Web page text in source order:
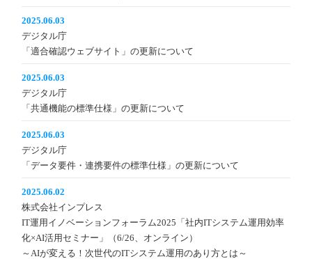
2025.06.03
デジタル庁
「適合確認ウェブサイト」の更新について
2025.06.03
デジタル庁
「共通機能の標準仕様」の更新について
2025.06.03
デジタル庁
「データ要件・連携要件の標準仕様」の更新について
2025.06.02
株式会社インプレス
IT運用イノベーションフォーラム2025「社内ITシステム運用効率
化×AI活用セミナー」（6/26、オンライン）
～AIが変える！次世代のITシステム運用のあり方とは～